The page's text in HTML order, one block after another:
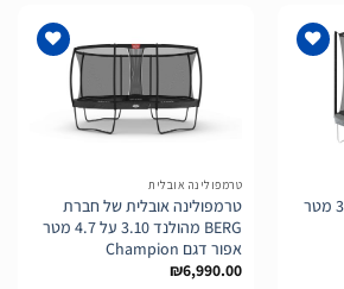
טרמפולינה לחצר קוטר 3.3 מטר
טרמפולינה אובלית
טרמפולינה אובלית של חברת
BERG מהולנד 3.10 על 4.7 מטר
אפור דגם Champion
₪6,990.00